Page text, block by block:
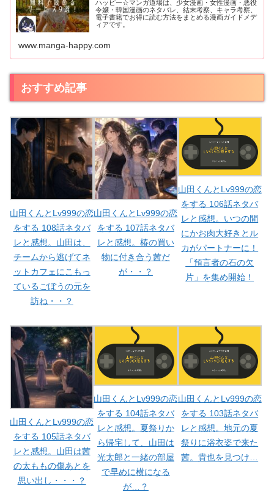
ハッピー☆マンガ道場は、少女漫画・女性漫画・悪役
令嬢・韓国漫画のネタバレ、結末考察、キャラ考察、
電子書籍でお得に読む方法をまとめる漫画ガイドメデ
ィアです。
www.manga-happy.com
おすすめ記事
山田くんとLv999の恋
をする 108話ネタバ
レと感想。山田は、
チームから逃げてネ
ットカフェにこもっ
ているごぼうの元を
訪ね・・？
山田くんとLv999の恋
をする 107話ネタバ
レと感想。椿の買い
物に付き合う茜だ
が・・？
山田くんとLv999の恋
をする 106話ネタバ
レと感想。いつの間
にかお肉大好きとル
カがパートナーに！
「預言者の石の欠
片」を集め開始！
山田くんとLv999の恋
をする 105話ネタバ
レと感想。山田は茜
の太ももの傷あとを
思い出し・・・？
山田くんとLv999の恋
をする 104話ネタバ
レと感想。夏祭りか
ら帰宅して、山田は
光太郎と一緒の部屋
で早めに横になる
が…？
山田くんとLv999の恋
をする 103話ネタバ
レと感想。地元の夏
祭りに浴衣姿で来た
茜。貴也を見つけ…